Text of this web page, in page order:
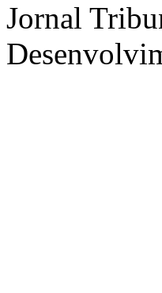
Jornal